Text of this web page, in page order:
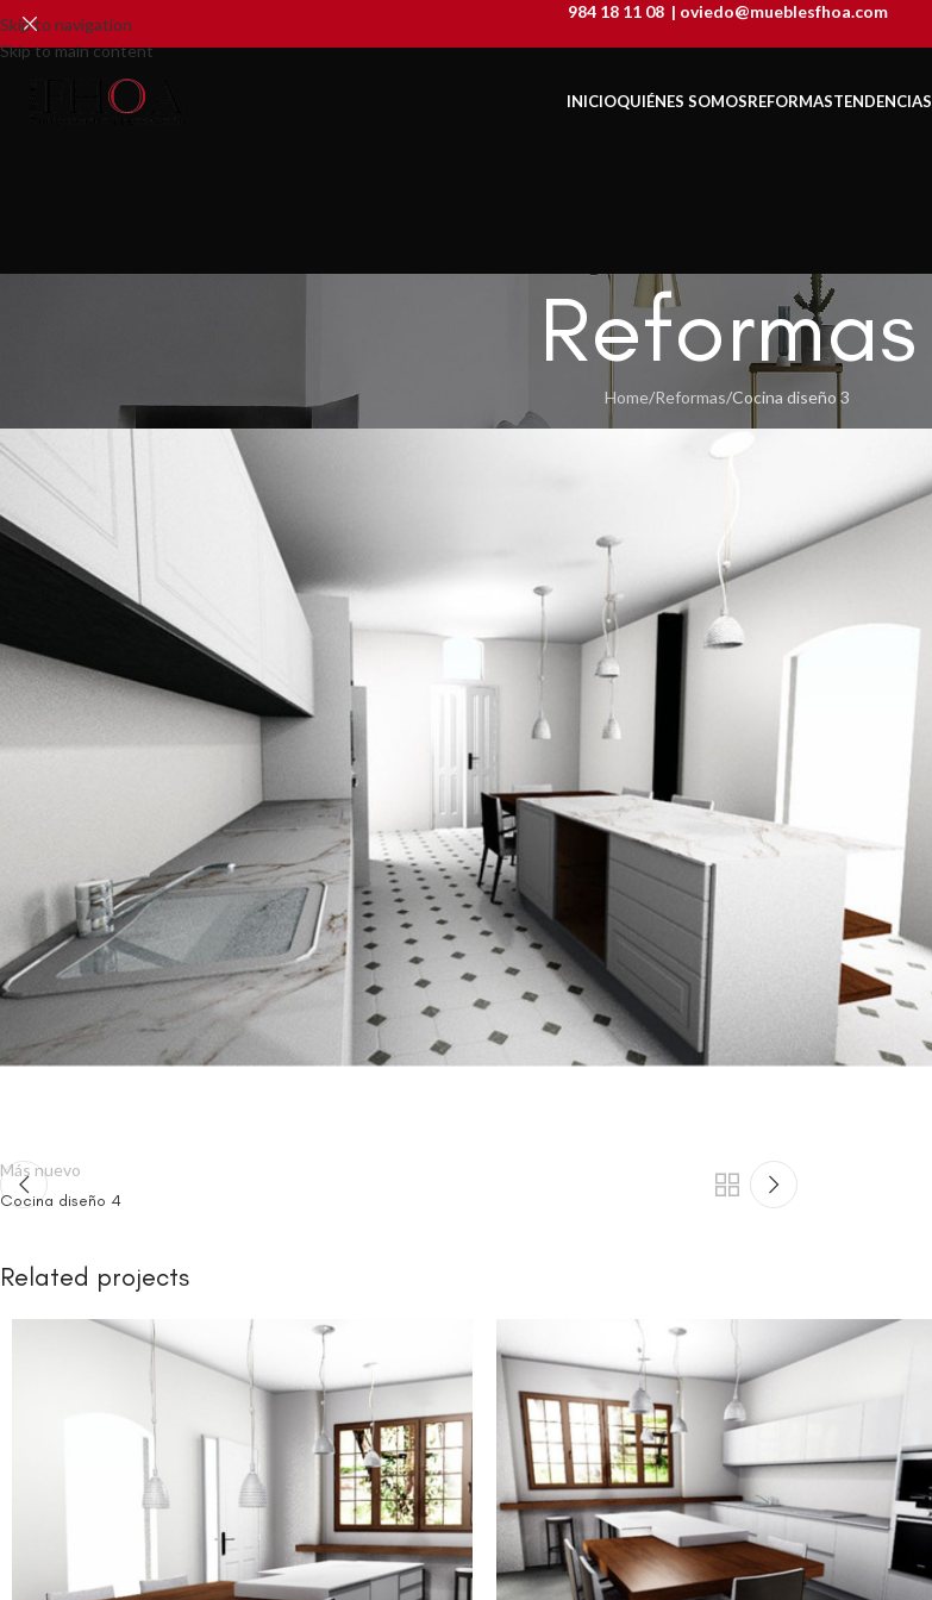
Skip to navigation
Skip to main content
984 18 11 08| oviedo@mueblesfhoa.com
INICIOQUIÉNES SOMOSREFORMASTENDENCIAS
Reformas
Home Reformas Cocina diseño 3
Más nuevo
Cocina diseño 4
Related projects